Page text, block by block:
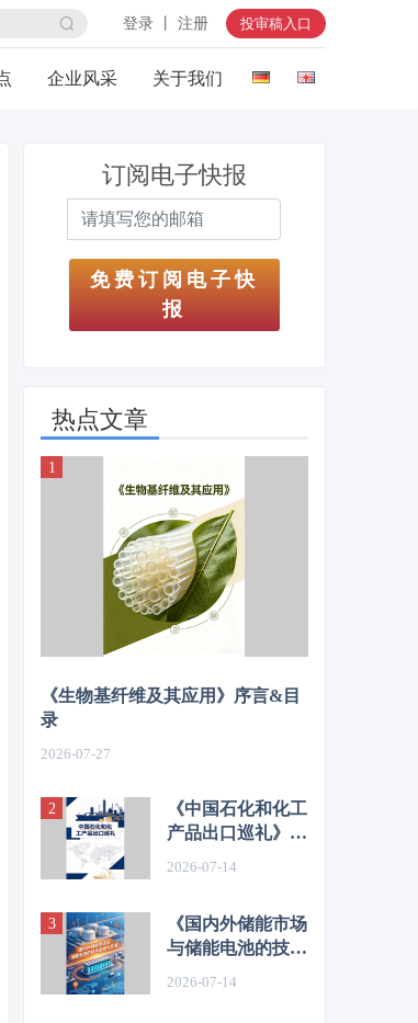
登录 丨 注册 投审稿入口
企业风采 关于我们
订阅电子快报
免费订阅电子快
报
热点文章
《生物基纤维及其应用》序言&目
录
2026-07-27
《中国石化和化工
产品出口巡礼》序
2026-07-14
《国内外储能市场
与储能电池的技术
2026-07-14